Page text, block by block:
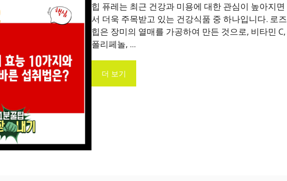
힙 퓨레는 최근 건강과 미용에 대한 관심이 높아지면
서 더욱 주목받고 있는 건강식품 중 하나입니다. 로즈
힙은 장미의 열매를 가공하여 만든 것으로, 비타민 C,
폴리페놀, ...
더 보기